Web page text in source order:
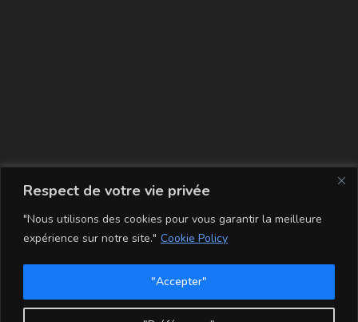
Respect de votre vie privée
"Nous utilisons des cookies pour vous garantir la meilleure
expérience sur notre site." Cookie Policy
"Accepter"
La carte
Conditions Générales de Vente Mentions légales
Mon compte
Politique de Confidentialité et Cookie